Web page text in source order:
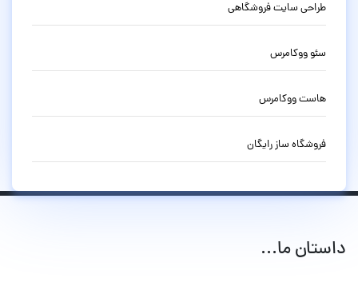
طراحی سایت فروشگاهی
سئو ووکامرس
هاست ووکامرس
فروشگاه ساز رایگان
داستان ما...